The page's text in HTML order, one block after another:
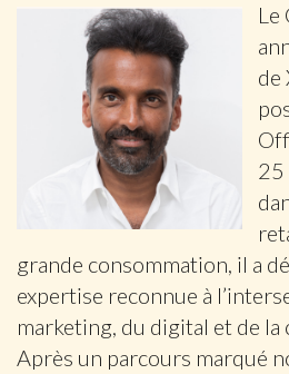
Le
de
25
grande consommation, il a
expertise reconnue à
marketing, du digital et de la
Après un parcours marqué